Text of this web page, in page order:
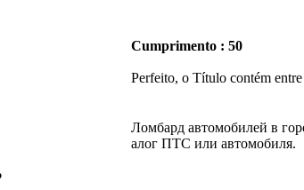
Cumprimento : 50
Perfeito, o Título contém entre
Ломбард автомобилей в
алог ПТС или автомобиля.